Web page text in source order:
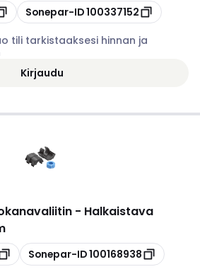
Kopioi
Sonepar-ID100337152
tili tarkistaaksesi hinnan ja
Kirjaudu
- Halkaistava
Kopioi
Sonepar-ID100168938